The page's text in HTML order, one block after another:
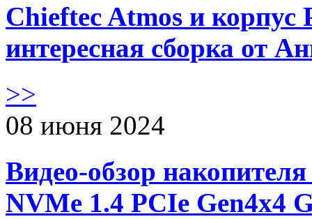
Chieftec Atmos и корпус
интересная сборка от
>>
08 июня 2024
Видео-обзор
NVMe 1.4 PCIe Gen4х4